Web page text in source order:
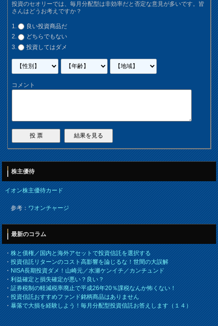
投資のセオリーでは、毎月分配型は非効率だと否定な意見が多いです。皆
さんはどうお考えですか？
良い投資商品だ
どちらでもない
投資してはダメ
コメント
株主優待
イオン株主優待カード
参考：ワオンチャージ
最新のコラム
・株と債権／国内と海外アセットで投資信託を選択する
・投資信託リターンのコスト高影響を論じるな！世間の大誤解
・NISA長期投資ダメ！山崎元／水瀬ケンイチ／カンチュンド
・利益確定と損失確定が悪い？良い？
・証券税制の軽減税率廃止で平成26年20％課税なんか怖くない！
・投資信託おすすめファンド銘柄商品はありません
・暴落で大損を経験しよう！毎月分配型投資信託お答えします（１４）